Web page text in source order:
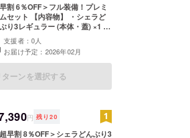
割 6％OFF＞フル装備！プレミ
【内容物】 ・シェラど
り3レギュラー (本体・蓋) ×1 ・
ラどんぶり3ジュニア (本体・
×1 ・シェライパンミニ (本体) ×1
な板ヘッド ×1 ・まるいバー
パッド ×1 ・タオル巾着 ×1 (※4
ーよりお選びください) 【価格
金額27,800円（税込）→
円（税込）※6%OFF 【注意
】 ※デザイン・仕様は、変更に
支援者：0人
お届け予定：2026年02月
ターンを選択する
円 残り 20
早割 8％OFF＞シェラどんぶり3